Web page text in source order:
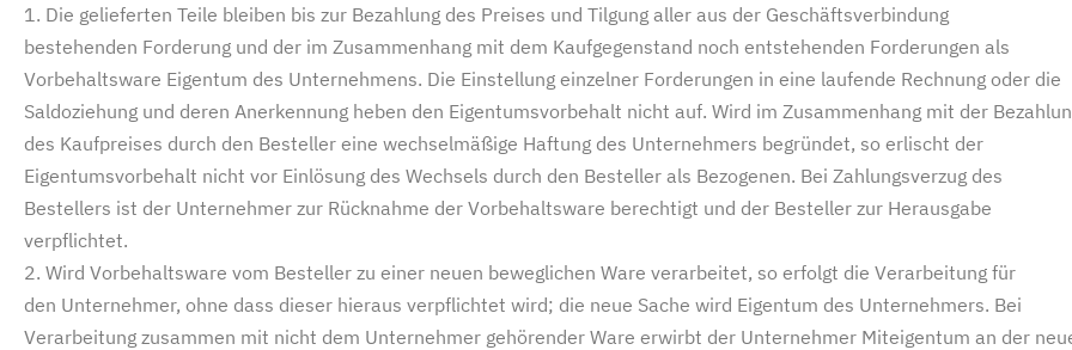
1. Die gelieferten Teile bleiben bis zur Bezahlung des Preises und Tilgung aller aus der Geschäftsverbindung
bestehenden Forderung und der im Zusammenhang mit dem Kaufgegenstand noch entstehenden Forderungen als
Vorbehaltsware Eigentum des Unternehmens. Die Einstellung einzelner Forderungen in eine laufende Rechnung oder die
Saldoziehung und deren Anerkennung heben den Eigentumsvorbehalt nicht auf. Wird im Zusammenhang mit der
des Kaufpreises durch den Besteller eine wechselmäßige Haftung des Unternehmers begründet, so erlischt der
Eigentumsvorbehalt nicht vor Einlösung des Wechsels durch den Besteller als Bezogenen. Bei Zahlungsverzug des
Bestellers ist der Unternehmer zur Rücknahme der Vorbehaltsware berechtigt und der Besteller zur Herausgabe
verpflichtet.
2. Wird Vorbehaltsware vom Besteller zu einer neuen beweglichen Ware verarbeitet, so erfolgt die Verarbeitung für
den Unternehmer, ohne dass dieser hieraus verpflichtet wird; die neue Sache wird Eigentum des Unternehmers. Bei
Verarbeitung zusammen mit nicht dem Unternehmer gehörender Ware erwirbt der Unternehmer Miteigentum an der